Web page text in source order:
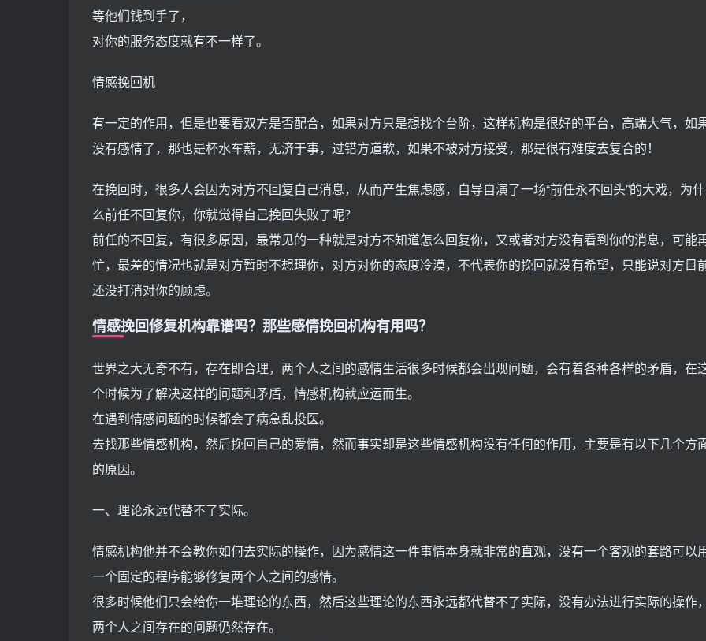
等他们钱到手了，
对你的服务态度就有不一样了。
情感挽回机
有一定的作用，但是也要看双方是否配合，如果对方只是想找个台阶，这样机构是很好的平台，高端大气，如
没有感情了，那也是杯水车薪，无济于事，过错方道歉，如果不被对方接受，那是很有难度去复合的！
在挽回时，很多人会因为对方不回复自己消息，从而产生焦虑感，自导自演了一场“前任永不回头”的大戏，为什
么前任不回复你，你就觉得自己挽回失败了呢？
前任的不回复，有很多原因，最常见的一种就是对方不知道怎么回复你，又或者对方没有看到你的消息，可能
忙，最差的情况也就是对方暂时不想理你，对方对你的态度冷漠，不代表你的挽回就没有希望，只能说对方目
还没打消对你的顾虑。
情感挽回修复机构靠谱吗？那些感情挽回机构有用吗？
世界之大无奇不有，存在即合理，两个人之间的感情生活很多时候都会出现问题，会有着各种各样的矛盾，在
个时候为了解决这样的问题和矛盾，情感机构就应运而生。
在遇到情感问题的时候都会了病急乱投医。
去找那些情感机构，然后挽回自己的爱情，然而事实却是这些情感机构没有任何的作用，主要是有以下几个方
的原因。
一、理论永远代替不了实际。
情感机构他并不会教你如何去实际的操作，因为感情这一件事情本身就非常的直观，没有一个客观的套路可以
一个固定的程序能够修复两个人之间的感情。
很多时候他们只会给你一堆理论的东西，然后这些理论的东西永远都代替不了实际，没有办法进行实际的操作，
两个人之间存在的问题仍然存在。